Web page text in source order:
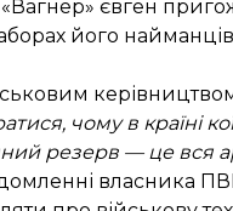
євген
його найманців,
чому в країні
резерв — це вся
власника